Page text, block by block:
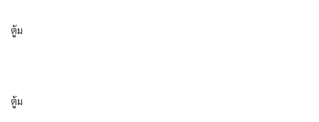
ตู้ม
ตู้ม